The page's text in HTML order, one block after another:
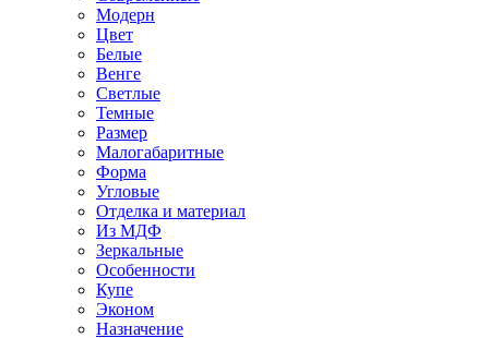
Модерн
Цвет
Белые
Венге
Светлые
Темные
Размер
Малогабаритные
Форма
Угловые
Отделка и материал
Из МДФ
Зеркальные
Особенности
Купе
Эконом
Назначение